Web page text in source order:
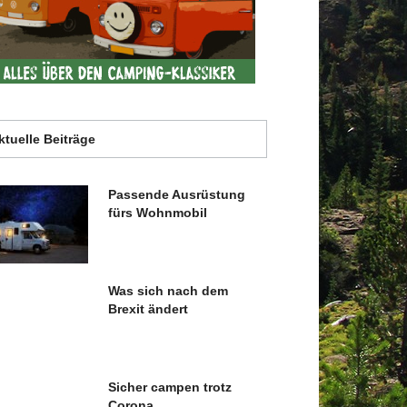
Beiträge
Passende Ausrüstung
fürs Wohnmobil
Was sich nach dem
Brexit ändert
Sicher campen trotz